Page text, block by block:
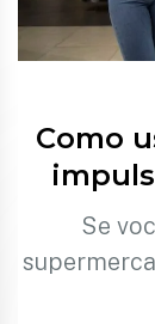
Como
Se